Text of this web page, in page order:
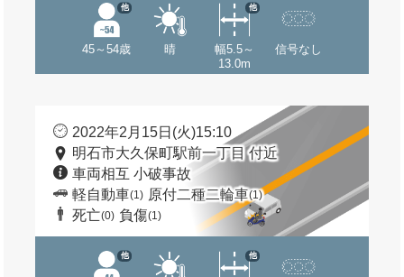
45～54歳
他
晴
幅5.5～
13.0m
他
信号なし
2022年2月15日(火)15:10
明石市大久保町駅前一丁目 付近
車両相互 小破事故
軽自動車(1) 原付二種二輪車(1)
死亡(0) 負傷(1)
他 他